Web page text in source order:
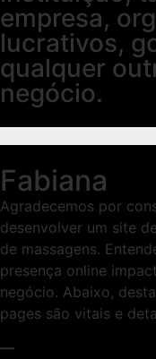
empresa,
lucrativos,
qualquer
negócio.
Fabiana
Agradecemos por
desenvolver um site
de massagens.
presença online
negócio. Abaixo,
pages são vitais e
—